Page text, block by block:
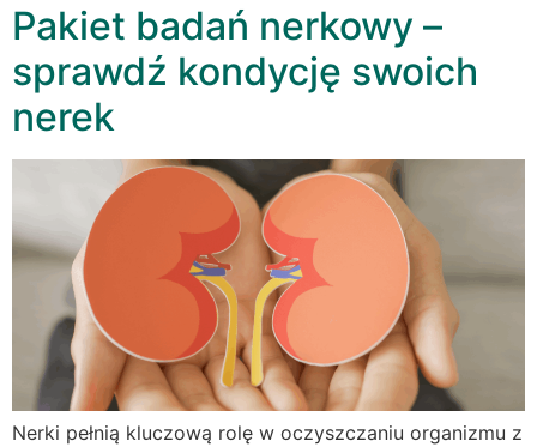
Pakiet badań nerkowy –
sprawdź kondycję swoich
nerek
Nerki pełnią kluczową rolę w oczyszczaniu organizmu z